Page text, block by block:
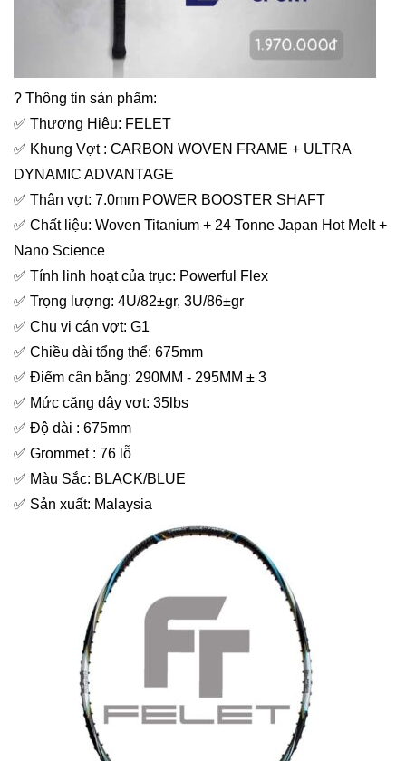
? Thông tin sản phẩm:
✅ Thương Hiệu: FELET
✅ Khung Vợt : CARBON WOVEN FRAME + ULTRA
DYNAMIC ADVANTAGE
✅ Thân vợt: 7.0mm POWER BOOSTER SHAFT
✅ Chất liệu: Woven Titanium + 24 Tonne Japan Hot Melt +
Nano Science
✅ Tính linh hoạt của trục: Powerful Flex
✅ Trọng lượng: 4U/82±gr, 3U/86±gr
✅ Chu vi cán vợt: G1
✅ Chiều dài tổng thể: 675mm
✅ Điểm cân bằng: 290MM - 295MM ± 3
✅ Mức căng dây vợt: 35lbs
✅ Độ dài : 675mm
✅ Grommet : 76 lỗ
✅ Màu Sắc: BLACK/BLUE
✅ Sản xuất: Malaysia